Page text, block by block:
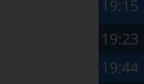
19:15
19:23
19:44